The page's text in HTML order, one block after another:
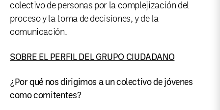
colectivo de personas por la complejización del
proceso y la toma de decisiones, y de la
comunicación.
SOBRE EL PERFIL DEL GRUPO CIUDADANO
¿Por qué nos dirigimos a un colectivo de jóvenes
como comitentes?